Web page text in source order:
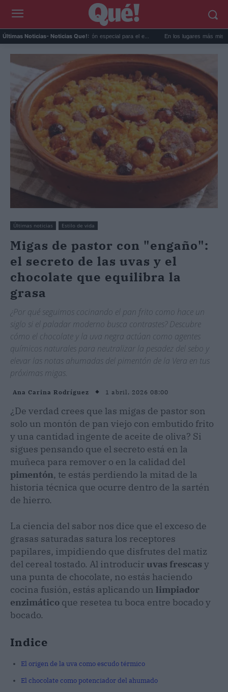
Últimas Noticias- Noticias Que!:
prepara una predicción especial para el e... En los lugares más misteriosos del
Últimas noticias Estilo de vida
Migas de pastor con "engaño":
el secreto de las uvas y el
chocolate que equilibra la
grasa
¿Por qué seguimos cocinando el pan frito como hace un
siglo si el paladar moderno busca contrastes? Descubre
cómo el chocolate y la uva negra actúan como agentes
químicos naturales para neutralizar la pesadez del sebo y
elevar las notas ahumadas del pimentón de la Vera en tus
próximas migas.
Ana Carina Rodríguez 1 abril, 2026 08:00
¿De verdad crees que las migas de pastor son
solo un montón de pan viejo con embutido frito
y una cantidad ingente de aceite de oliva? Si
sigues pensando que el secreto está en la
muñeca para remover o en la calidad del
pimentón, te estás perdiendo la mitad de la
historia técnica que ocurre dentro de la sartén
de hierro.
La ciencia del sabor nos dice que el exceso de
grasas saturadas satura los receptores
papilares, impidiendo que disfrutes del matiz
del cereal tostado. Al introduciruvas frescas y
una punta de chocolate, no estás haciendo
cocina fusión, estás aplicando un limpiador
enzimático que resetea tu boca entre bocado y
bocado.
Indice
El origen de la uva como escudo térmico
El chocolate como potenciador del ahumado